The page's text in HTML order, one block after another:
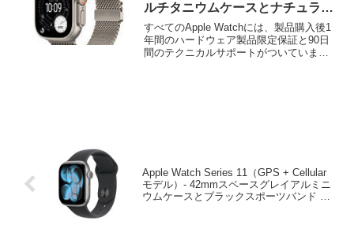
ルチタニウムケースとナチュラル
チタニウムミラネーゼループ – S
すべてのApple Watchには、製品購入後1
年間のハードウェア製品限定保証と90日
間のテクニカルサポートがついていま
Apple Watch Series 11（GPS + Cellular
モデル）- 42mmスペースグレイアルミニ
ウムケースとブラックスポーツバンド –